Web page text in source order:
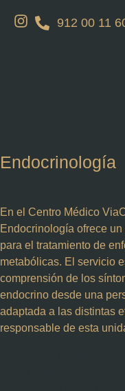
912 00 11
Endocrinología
En el Centro Médico
Endocrinología ofrece
para el tratamiento de
metabólicas. El servicio
comprensión de los
endocrino desde una
adaptada a las distintas
responsable de esta